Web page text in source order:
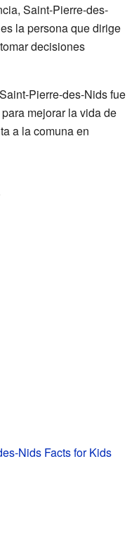
Saint-Pierre-des-
la persona que dirige
decisiones
Pierre-des-Nids fue
mejorar la vida de
a la comuna en
Nids Facts for Kids